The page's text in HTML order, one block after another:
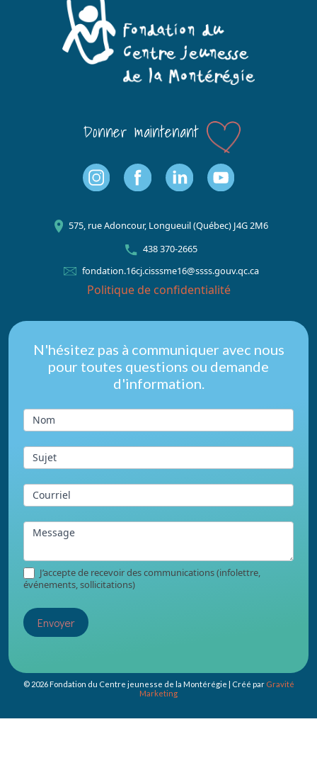
Donner maintenant
575, rue Adoncour, Longueuil (Québec) J4G 2M6
438 370-2665
fondation.16cj.cisssme16@ssss.gouv.qc.ca
Politique de confidentialité
Nous
joindre
pied
de
page
N'hésitez pas à communiquer avec nous
pour toutes questions ou demande
d'information.
Nom
Sujet
Courriel
Message
J’accepte de recevoir des communications (infolettre,
événements, sollicitations)
Envoyer
© 2026 Fondation du Centre jeunesse de la Montérégie | Créé par Gravité
Marketing